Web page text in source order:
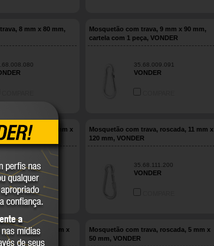
8 mm x 80 mm,
Mosquetão com trava, 9 mm x 90 mm,
cartela com 1 peça, VONDER
35.68.009.091
VONDER
roscada, 10 mm x
COMPARE
Mosquetão com trava, roscada, 11 mm x
120 mm, VONDER
35.68.111.200
VONDER
roscada, 4 mm x
Mosquetão com trava, roscada, 5 mm x
50 mm, VONDER